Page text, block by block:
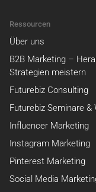
Ressourcen
Über uns
B2B Marketing –
Strategien meistern
Futurebiz Consulting
Futurebiz Seminare &
Influencer Marketing
Instagram Marketing
Pinterest Marketing
Social Media